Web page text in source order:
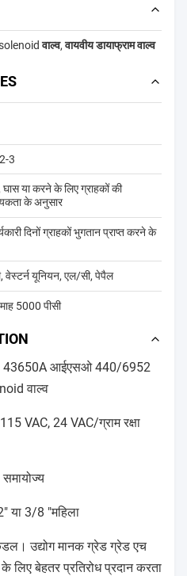
वाल्व,वायवीय डायाफ्राम वाल्व
3
घास या करने के लिए ग्राहकों की
के अनुसार
दिनों ग्राहकों भुगतान प्राप्त करने के
वेस्टर्न यूनियन, एल/सी, पेपैल
5000 पीसी
43650A आईएसओ 440/6952
वाल्व
VAC, 24 VAC/ग्राम रक्षा
या 3/8 "महिला
उद्योग मानक ग्रेड ग्रेड एच
बेहतर प्रतिरोध प्रदान करता